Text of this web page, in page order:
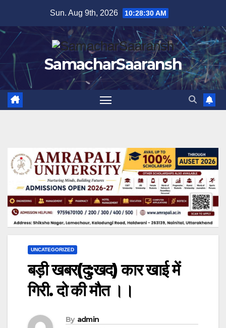
content
Sun. Aug 9th, 2026 10:28:31 AM
SamacharSaaransh
UNCATEGORIZED
बड़ी खबर(दु:खद) कार खाई में
गिरी. दो की मौत ।।
By admin